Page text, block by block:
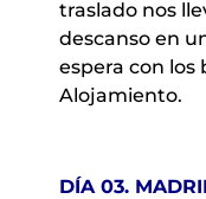
traslado nos
descanso en
espera con los
Alojamiento.
DÍA 03.